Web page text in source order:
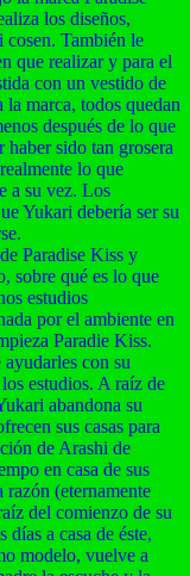
los diseños,
También le
que realizar y para el
con un vestido de
marca, todos quedan
después de lo que
sido tan grosera
lo que
a su vez. Los
Yukari debería ser su
Paradise Kiss y
sobre qué es lo que
estudios
por el ambiente en
Paradie Kiss.
con su
estudios. A raíz de
abandona su
sus casas para
de Arashi de
en casa de sus
razón (eternamente
del comienzo de su
a casa de éste,
modelo, vuelve a